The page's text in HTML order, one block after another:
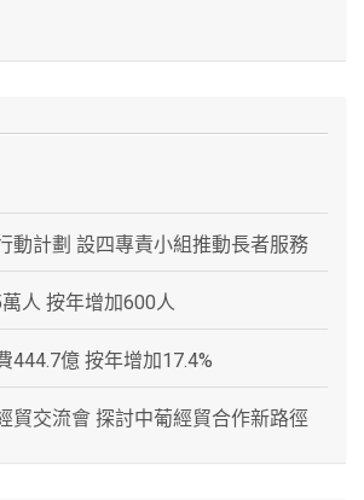
動計劃 設四專責小組推動長者服務
人 按年增加600人
444.7億 按年增加17.4%
貿交流會 探討中葡經貿合作新路徑